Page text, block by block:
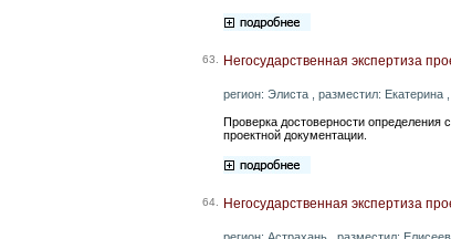
63. Негосударственная экспертиза
регион: Элиста , разместил: Екатерина
Проверка достоверности определения
проектной документации.
64. Негосударственная экспертиза